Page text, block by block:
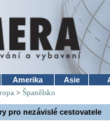
Amerika Asie
> Španělsko
pro nezávislé cestovatele